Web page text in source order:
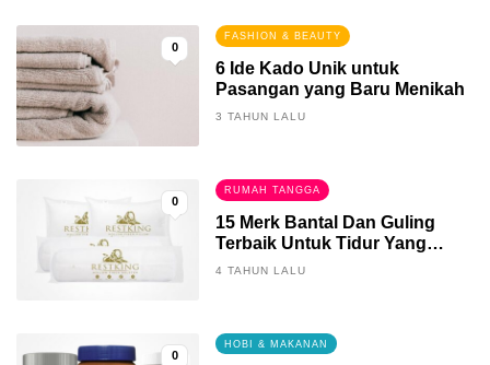
0
FASHION & BEAUTY
6 Ide Kado Unik untuk
Pasangan yang Baru Menikah
3 TAHUN LALU
0
RUMAH TANGGA
15 Merk Bantal Dan Guling
Terbaik Untuk Tidur Yang
Berkualitas
4 TAHUN LALU
0
HOBI & MAKANAN